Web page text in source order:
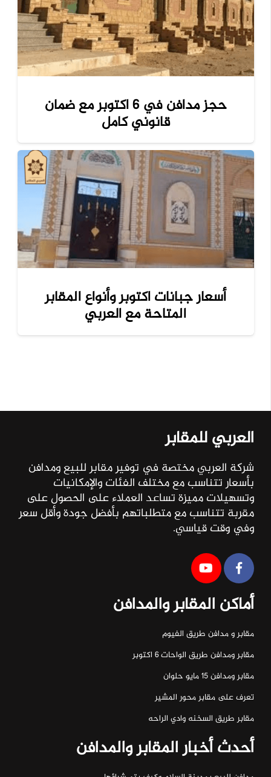
حجز مدافن في 6 اكتوبر مع ضمان
قانوني كامل
أسعار جبانات اكتوبر وأنواع المقابر
المتاحة مع العربي
العربي للمقابر
شركة العربي مختصة في توفير مقابر للبيع ومدافن
بأسعار تتناسب مع مختلف الفئات والإمكانيات
وتسهيلات مميزة تساعد العملاء على الحصول على
مقربة تتناسب مع متطلباتهم بأفضل جودة وأقل سعر
وفي وقت قياسي.
أماكن المقابر والمدافن
مقابر و مدافن طريق الفيوم
مقابر ومدافن طريق الواحات ٦ اكتوبر
مقابر ومدافن ١٥ مايو حلوان
تعرف على مقابر محور المشير
مقابر طريق السخنه وادي الراحه
أحدث أخبار المقابر والمدافن